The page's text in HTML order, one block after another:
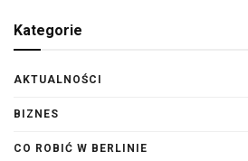
Kategorie
AKTUALNOŚCI
BIZNES
CO ROBIĆ W BERLINIE